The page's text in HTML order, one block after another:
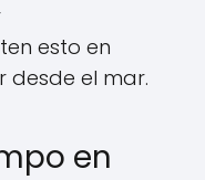
esto en
desde el mar.
en